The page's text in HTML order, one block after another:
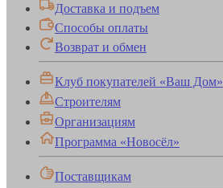
Доставка и подъем
Способы оплаты
Возврат и обмен
Клуб покупателей «Ваш Дом»
Строителям
Организациям
Программа «Новосёл»
Поставщикам